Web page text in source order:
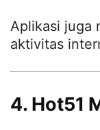
Aplikasi juga
aktivitas
4. Hot51